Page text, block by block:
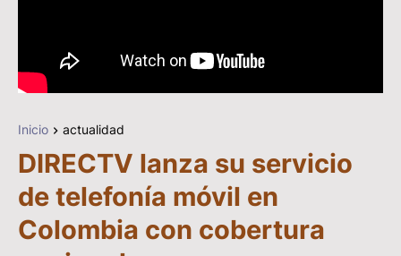
Inicio actualidad
DIRECTV lanza su servicio
de telefonía móvil en
Colombia con cobertura